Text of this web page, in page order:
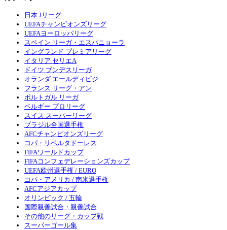
日本 Jリーグ
UEFAチャンピオンズリーグ
UEFAヨーロッパリーグ
スペイン リーガ・エスパニョーラ
イングランド プレミアリーグ
イタリア セリエA
ドイツ ブンデスリーガ
オランダ エールディビジ
フランス リーグ・アン
ポルトガル リーガ
ベルギー プロリーグ
スイス スーパーリーグ
ブラジル全国選手権
AFCチャンピオンズリーグ
コパ・リベルタドーレス
FIFAワールドカップ
FIFAコンフェデレーションズカップ
UEFA欧州選手権 / EURO
コパ・アメリカ / 南米選手権
AFCアジアカップ
オリンピック / 五輪
国際親善試合・親善試合
その他のリーグ・カップ戦
スーパーゴール集